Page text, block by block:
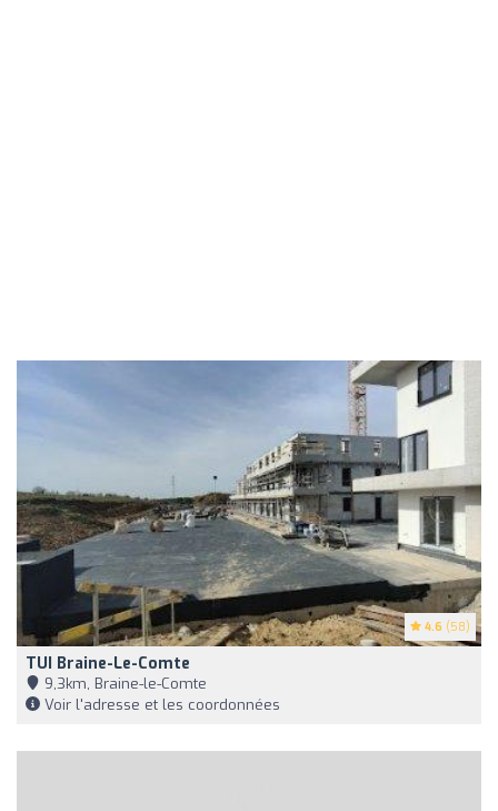
4.6 (58)
TUI Braine-Le-Comte
9,3km, Braine-le-Comte
Voir l'adresse et les coordonnées